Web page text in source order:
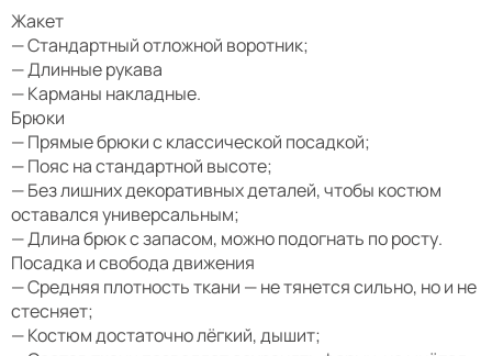
Жакет
— Стандартный отложной воротник;
— Длинные рукава
— Карманы накладные.
Брюки
— Прямые брюки с классической посадкой;
— Пояс на стандартной высоте;
— Без лишних декоративных деталей, чтобы костюм
оставался универсальным;
— Длина брюк с запасом, можно подогнать по росту.
Посадка и свобода движения
— Средняя плотность ткани — не тянется сильно, но и не
стесняет;
— Костюм достаточно лёгкий, дышит;